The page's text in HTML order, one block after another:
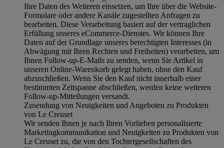
Ihre Daten des Weiteren einsetzen, um Ihre über die Website-
Formulare oder andere Kanäle zugestellten Anfragen zu
bearbeiten. Diese Verarbeitung basiert auf der vertraglichen
Erfüllung unseres eCommerce-Dienstes. Wir können Ihre
Daten auf der Grundlage unseres berechtigten Interesses (in
Abwägung mit Ihren Rechten und Freiheiten) verarbeiten, um
Ihnen Follow-up-E-Mails zu senden, wenn Sie Artikel in
unseren Online-Warenkorb gelegt haben, ohne den Kauf
abzuschließen. Wenn Sie den Kauf nicht innerhalb einer
bestimmten Zeitspanne abschließen, werden keine weiteren
Follow-up-Mitteilungen versandt.
Zusendung von Neuigkeiten und Angeboten zu Produkten
von Le Creuset
Wir senden Ihnen je nach Ihren Vorlieben personalisierte
Marketingkommunikation und Neuigkeiten zu Produkten von
Le Creuset zu, die von den Tochtergesellschaften des